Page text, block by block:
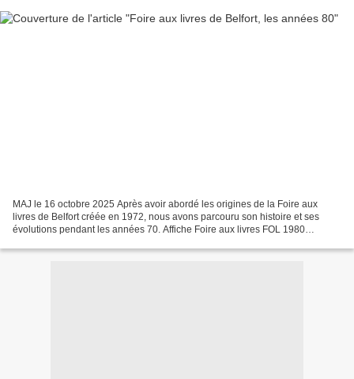
MAJ le 16 octobre 2025 Après avoir abordé les origines de la Foire aux
livres de Belfort créée en 1972, nous avons parcouru son histoire et ses
évolutions pendant les années 70. Affiche Foire aux livres FOL 1980